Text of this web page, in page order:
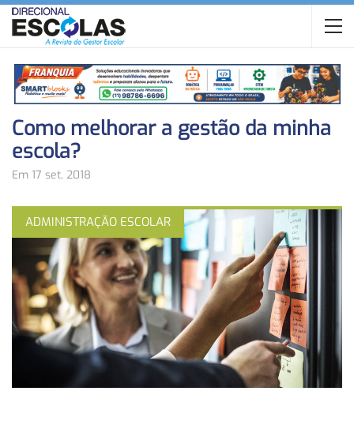
Como melhorar a gestão da minha
escola?
Em 17 set, 2018
ADMINISTRAÇÃO ESCOLAR